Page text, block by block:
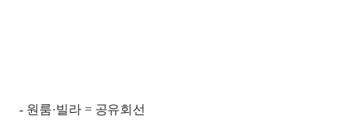
- 원룸·빌라 = 공유회선